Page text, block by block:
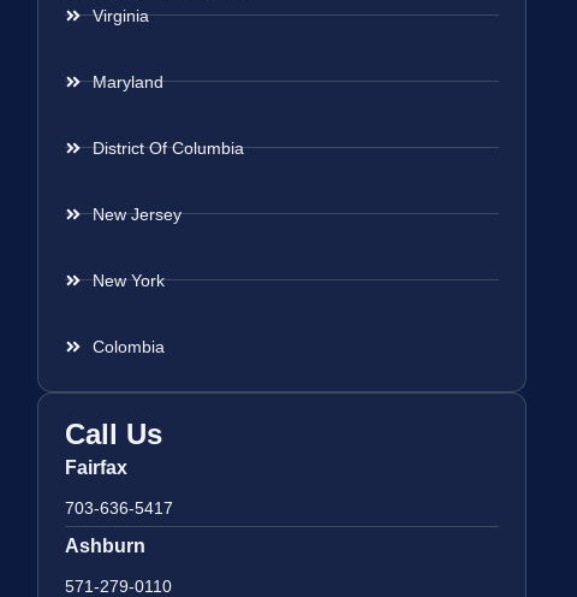
Virginia
Maryland
District Of Columbia
New Jersey
New York
Colombia
Call Us
Fairfax
703-636-5417
Ashburn
571-279-0110